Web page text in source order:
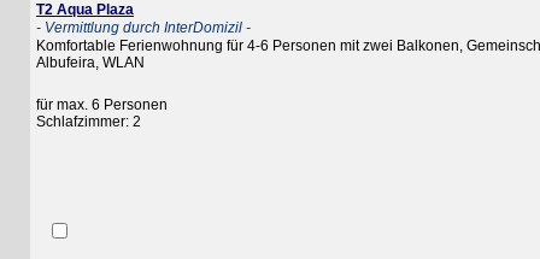
T2 Aqua Plaza
- Vermittlung durch InterDomizil -
Komfortable Ferienwohnung für 4-6 Personen mit zwei Balkonen,
Albufeira, WLAN
für max. 6 Personen
Schlafzimmer: 2